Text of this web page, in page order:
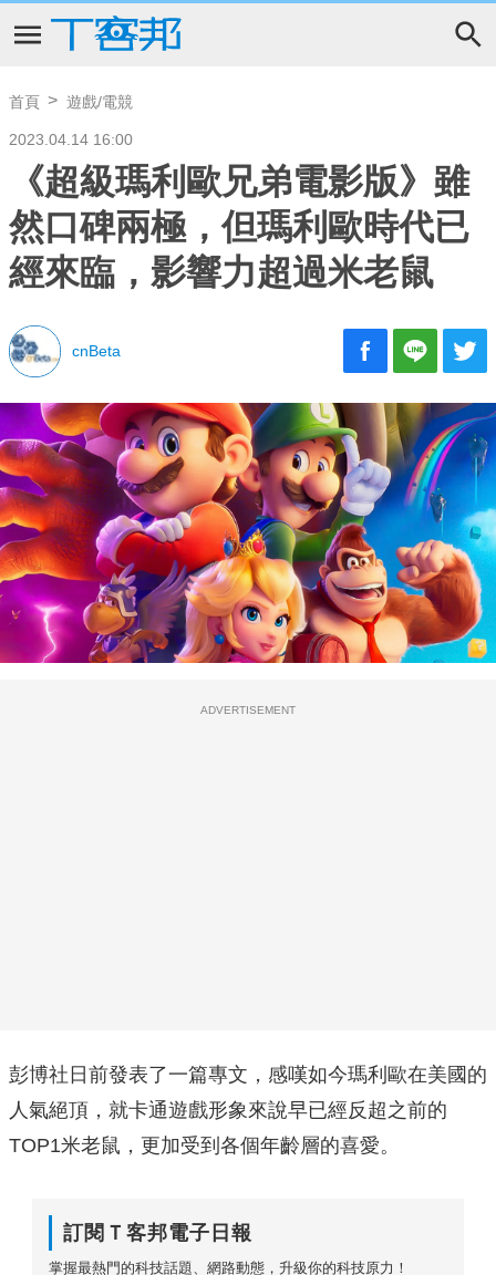
首頁 遊戲/電競
2023.04.14 16:00
《超級瑪利歐兄弟電影版》雖
然口碑兩極，但瑪利歐時代已
經來臨，影響力超過米老鼠
cnBeta
ADVERTISEMENT
彭博社日前發表了一篇專文，感嘆如今瑪利歐在美國的
人氣絕頂，就卡通遊戲形象來說早已經反超之前的
TOP1米老鼠，更加受到各個年齡層的喜愛。
訂閱Ｔ客邦電子日報
掌握最熱門的科技話題、網路動態，升級你的科技原力！